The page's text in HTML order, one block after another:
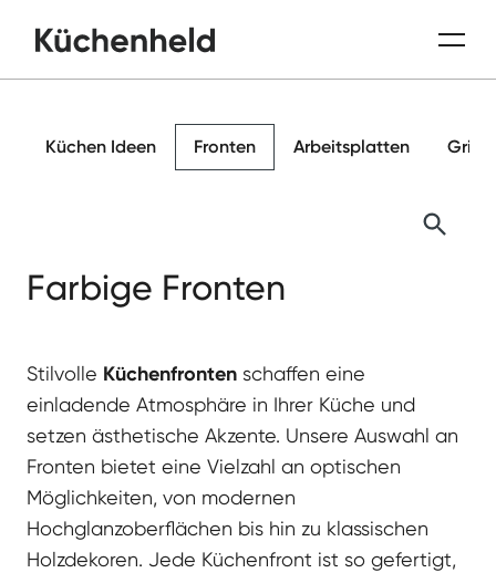
Küchen Ideen Fronten Arbeitsplatten Griffe
Farbige Fronten
Stilvolle Küchenfronten schaffen eine
einladende Atmosphäre in Ihrer Küche und
setzen ästhetische Akzente. Unsere Auswahl an
Fronten bietet eine Vielzahl an optischen
Möglichkeiten, von modernen
Hochglanzoberflächen bis hin zu klassischen
Holzdekoren. Jede Küchenfront ist so gefertigt,